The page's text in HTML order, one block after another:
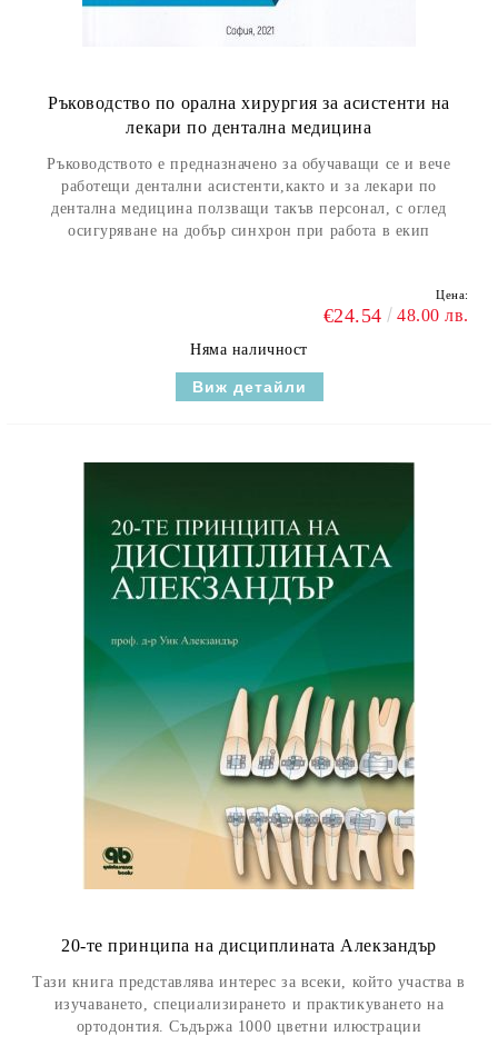
Ръководство по орална хирургия за асистенти на
лекари по дентална медицина
Ръководството е предназначено за обучаващи се и вече
работещи дентални асистенти,както и за лекари по
дентална медицина ползващи такъв персонал, с оглед
осигуряване на добър синхрон при работа в екип
Цена:
€24.54 48.00 лв.
Няма наличност
Виж детайли
20-те принципа на дисциплината Алекзандър
Тази книга представлява интерес за всеки, който участва в
изучаването, специализирането и практикуването на
ортодонтия. Съдържа 1000 цветни илюстрации